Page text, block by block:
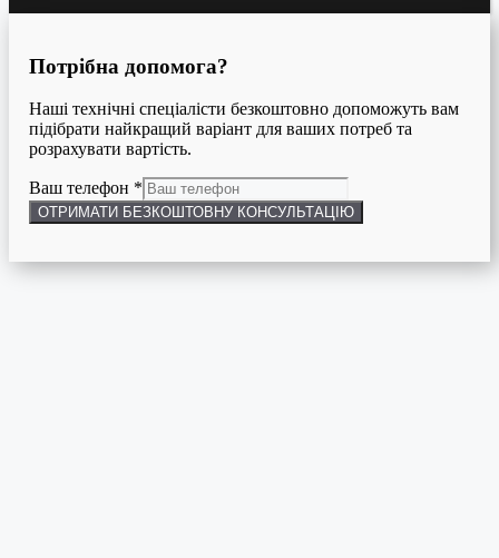
Потрібна допомога?
Наші технічні спеціалісти безкоштовно допоможуть вам
підібрати найкращий варіант для ваших потреб та
розрахувати вартість.
Ваш телефон *
ОТРИМАТИ БЕЗКОШТОВНУ КОНСУЛЬТАЦІЮ